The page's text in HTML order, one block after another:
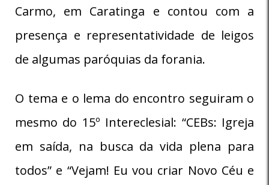
Carmo, em Caratinga e contou com a
presença e representatividade de leigos
de algumas paróquias da forania.
O tema e o lema do encontro seguiram o
mesmo do 15º Intereclesial: “CEBs: Igreja
em saída, na busca da vida plena para
todos” e “Vejam! Eu vou criar Novo Céu e